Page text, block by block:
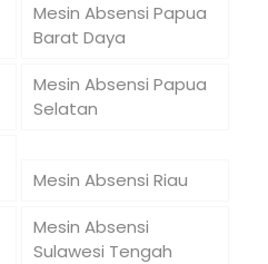
Mesin Absensi Papua
Barat Daya
Mesin Absensi Papua
Selatan
Mesin Absensi Riau
Mesin Absensi
Sulawesi Tengah